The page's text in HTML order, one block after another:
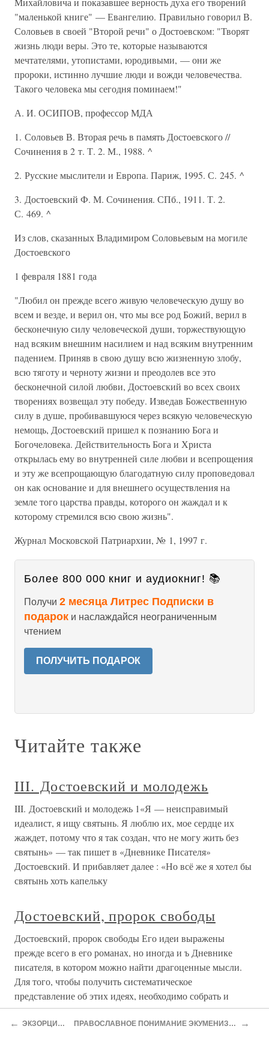
А. И. ОСИПОВ, профессор МДА
1. Соловьев В. Вторая речь в память Достоевского //
Сочинения в 2 т. Т. 2. М., 1988. ^
2. Русские мыслители и Европа. Париж, 1995. С. 245. ^
3. Достоевский Ф. М. Сочинения. СПб., 1911. Т. 2.
С. 469. ^
Из слов, сказанных Владимиром Соловьевым на могиле
Достоевского
1 февраля 1881 года
"Любил он прежде всего живую человеческую душу во
всем и везде, и верил он, что мы все род Божий, верил в
бесконечную силу человеческой души, торжествующую
над всяким внешним насилием и над всяким внутренним
падением. Приняв в свою душу всю жизненную злобу,
всю тяготу и черноту жизни и преодолев все это
бесконечной силой любви, Достоевский во всех своих
творениях возвещал эту победу. Изведав Божественную
силу в душе, пробивавшуюся через всякую человеческую
немощь, Достоевский пришел к познанию Бога и
Богочеловека. Действительность Бога и Христа
открылась ему во внутренней силе любви и всепрощения
и эту же всепрощающую благодатную силу проповедовал
он как основание и для внешнего осуществления на
земле того царства правды, которого он жаждал и к
которому стремился всю свою жизнь".
Журнал Московской Патриархии, № 1, 1997 г.
Более 800 000 книг и аудиокниг! 📚
Получи 2 месяца Литрес Подписки в
подарок и наслаждайся неограниченным
чтением
ПОЛУЧИТЬ ПОДАРОК
Читайте также
III. Достоевский и молодежь
III. Достоевский и молодежь 1«Я — неисправимый
идеалист, я ищу святынь. Я люблю их, мое сердце их
жаждет, потому что я так создан, что не могу жить без
святынь» — так пишет в «Дневнике Писателя»
Достоевский. И прибавляет далее : «Но всё же я хотел бы
святынь хоть капельку
Достоевский, пророк свободы
Достоевский, пророк свободы Его идеи выражены
прежде всего в его романах, но иногда и ъ Дневнике
писателя, в котором можно найти драгоценные мысли.
Для того, чтобы получить систематическое
представление об этих идеях, необходимо собрать и
сгруппировать различные
← ЭКЗОРЦИЗМ ПРАВОСЛАВНОЕ ПОНИМАНИЕ ЭКУМЕНИЗМА →